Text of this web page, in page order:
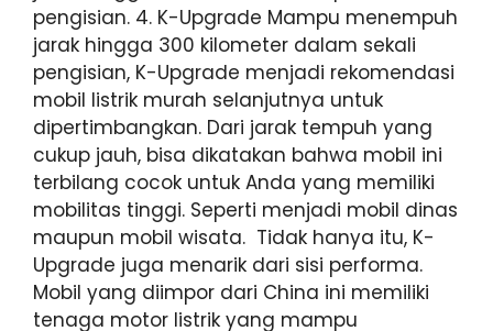
pengisian. 4. K-Upgrade Mampu menempuh
jarak hingga 300 kilometer dalam sekali
pengisian, K-Upgrade menjadi rekomendasi
mobil listrik murah selanjutnya untuk
dipertimbangkan. Dari jarak tempuh yang
cukup jauh, bisa dikatakan bahwa mobil ini
terbilang cocok untuk Anda yang memiliki
mobilitas tinggi. Seperti menjadi mobil dinas
maupun mobil wisata. Tidak hanya itu, K-
Upgrade juga menarik dari sisi performa.
Mobil yang diimpor dari China ini memiliki
tenaga motor listrik yang mampu